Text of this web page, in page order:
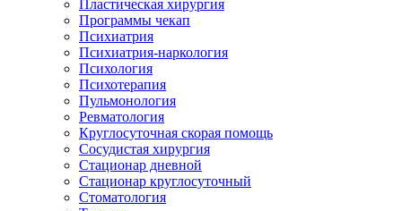
Пластическая хирургия
Программы чекап
Психиатрия
Психиатрия-наркология
Психология
Психотерапия
Пульмонология
Ревматология
Круглосуточная скорая помощь
Сосудистая хирургия
Стационар дневной
Стационар круглосуточный
Стоматология